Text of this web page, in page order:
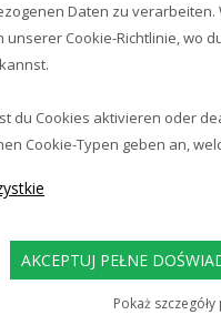
Daten zu
unserer Cookie-Richtlinie, wo
du Cookies aktivieren oder
Cookie-Typen geben an,
Pokaż
KINKIET, SZARY
577,00
PLN